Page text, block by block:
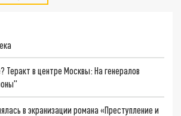
в центре Москвы: На генералов
в экранизации романа «Преступление и